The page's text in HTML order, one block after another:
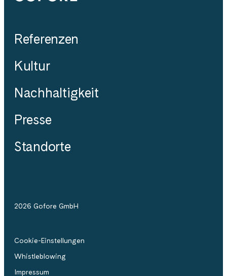
Referenzen
Kultur
Nachhaltigkeit
Presse
Standorte
2026 Gofore GmbH
Cookie-Einstellungen
Whistleblowing
Impressum